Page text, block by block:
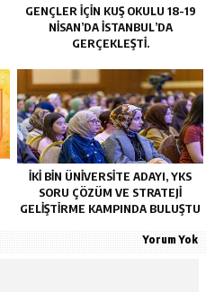
GENÇLER IÇIN KUŞ OKULU 18-19
NISAN’DA İSTANBUL’DA
GERÇEKLEŞTI.
İKI BIN ÜNIVERSITE ADAYI, YKS
SORU ÇÖZÜM VE STRATEJI
GELIŞTIRME KAMPINDA BULUŞTU
Yorum Yok